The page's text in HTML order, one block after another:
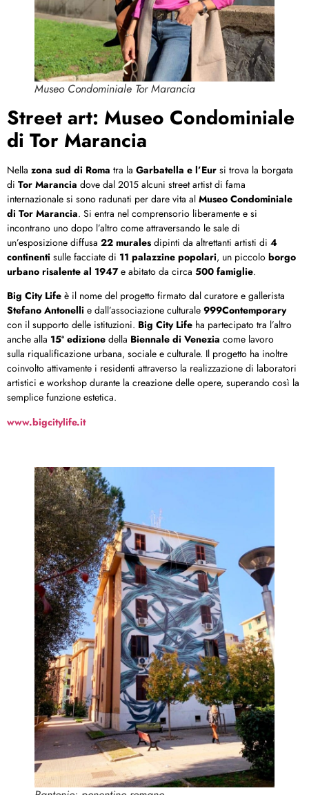
Museo Condominiale Tor Marancia
Street art: Museo Condominiale
di Tor Marancia
Nella zona sud di Roma tra la Garbatella e l’Eur si trova la borgata
di Tor Marancia dove dal 2015 alcuni street artist di fama
internazionale si sono radunati per dare vita al Museo Condominiale
di Tor Marancia. Si entra nel comprensorio liberamente e si
incontrano uno dopo l’altro come attraversando le sale di
un’esposizione diffusa 22 murales dipinti da altrettanti artisti di 4
continenti sulle facciate di 11 palazzine popolari, un piccolo borgo
urbano risalente al 1947e abitato da circa 500 famiglie.
Big City Life è il nome del progetto firmato dal curatore e gallerista
Stefano Antonelli e dall’associazione culturale 999Contemporary
con il supporto delle istituzioni. Big City Life ha partecipato tra l’altro
anche alla 15ª edizione della Biennale di Venezia come lavoro
sulla riqualificazione urbana, sociale e culturale. Il progetto ha inoltre
coinvolto attivamente i residenti attraverso la realizzazione di laboratori
artistici e workshop durante la creazione delle opere, superando così la
semplice funzione estetica.
www.bigcitylife.it